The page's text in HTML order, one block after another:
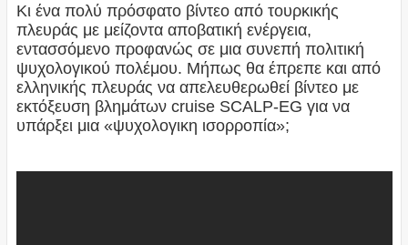
Κι ένα πολύ πρόσφατο βίντεο από τουρκικής
πλευράς με μείζοντα αποβατική ενέργεια,
εντασσόμενο προφανώς σε μια συνεπή πολιτική
ψυχολογικού πολέμου. Μήπως θα έπρεπε και από
ελληνικής πλευράς να απελευθερωθεί βίντεο με
εκτόξευση βλημάτων cruise SCALP-EG για να
υπάρξει μια «ψυχολογικη ισορροπία»;